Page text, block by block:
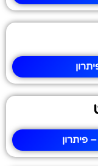
פיתרון